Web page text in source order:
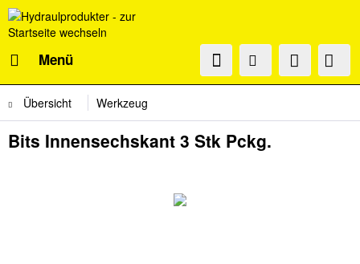
Menü
Übersicht Werkzeug
Bits Innensechskant 3 Stk Pckg.